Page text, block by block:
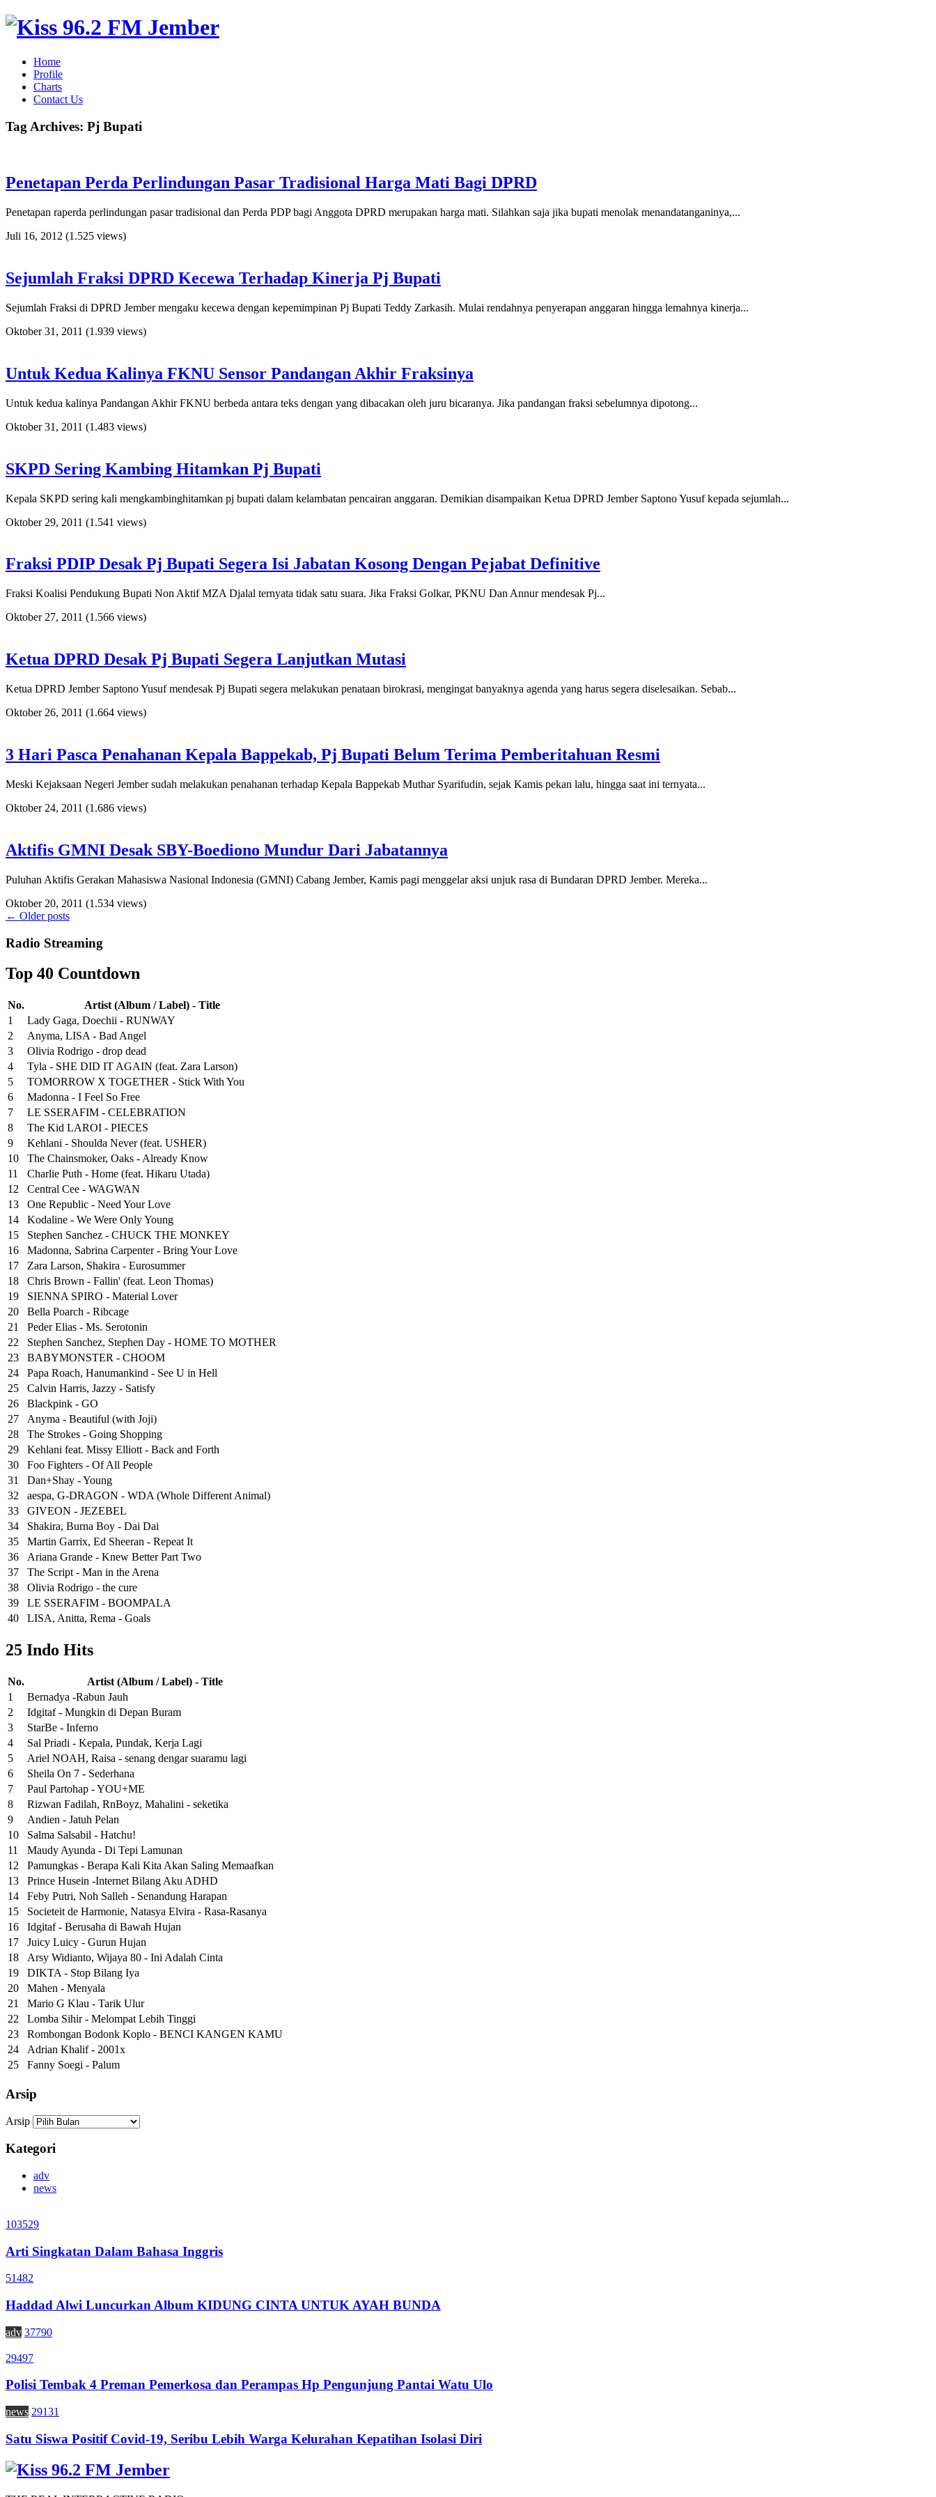
Home
Profile
Charts
Contact Us
Tag Archives: Pj Bupati
Penetapan Perda Perlindungan Pasar Tradisional Harga Mati Bagi DPRD
Penetapan raperda perlindungan pasar tradisional dan Perda PDP bagi Anggota DPRD merupakan harga mati. Silahkan saja jika bupati menolak menandatanganinya,...
Juli 16, 2012 (1.525 views)
Sejumlah Fraksi DPRD Kecewa Terhadap Kinerja Pj Bupati
Sejumlah Fraksi di DPRD Jember mengaku kecewa dengan kepemimpinan Pj Bupati Teddy Zarkasih. Mulai rendahnya penyerapan anggaran hingga lemahnya kinerja...
Oktober 31, 2011 (1.939 views)
Untuk Kedua Kalinya FKNU Sensor Pandangan Akhir Fraksinya
Untuk kedua kalinya Pandangan Akhir FKNU berbeda antara teks dengan yang dibacakan oleh juru bicaranya. Jika pandangan fraksi sebelumnya dipotong...
Oktober 31, 2011 (1.483 views)
SKPD Sering Kambing Hitamkan Pj Bupati
Kepala SKPD sering kali mengkambinghitamkan pj bupati dalam kelambatan pencairan anggaran. Demikian disampaikan Ketua DPRD Jember Saptono Yusuf kepada sejumlah...
Oktober 29, 2011 (1.541 views)
Fraksi PDIP Desak Pj Bupati Segera Isi Jabatan Kosong Dengan Pejabat Definitive
Fraksi Koalisi Pendukung Bupati Non Aktif MZA Djalal ternyata tidak satu suara. Jika Fraksi Golkar, PKNU Dan Annur mendesak Pj...
Oktober 27, 2011 (1.566 views)
Ketua DPRD Desak Pj Bupati Segera Lanjutkan Mutasi
Ketua DPRD Jember Saptono Yusuf mendesak Pj Bupati segera melakukan penataan birokrasi, mengingat banyaknya agenda yang harus segera diselesaikan. Sebab...
Oktober 26, 2011 (1.664 views)
3 Hari Pasca Penahanan Kepala Bappekab, Pj Bupati Belum Terima Pemberitahuan Resmi
Meski Kejaksaan Negeri Jember sudah melakukan penahanan terhadap Kepala Bappekab Muthar Syarifudin, sejak Kamis pekan lalu, hingga saat ini ternyata...
Oktober 24, 2011 (1.686 views)
Aktifis GMNI Desak SBY-Boediono Mundur Dari Jabatannya
Puluhan Aktifis Gerakan Mahasiswa Nasional Indonesia (GMNI) Cabang Jember, Kamis pagi menggelar aksi unjuk rasa di Bundaran DPRD Jember. Mereka...
Oktober 20, 2011 (1.534 views)
← Older posts
Radio Streaming
Top 40 Countdown
No.
Artist (Album / Label) - Title
1
Lady Gaga, Doechii - RUNWAY
2
Anyma, LISA - Bad Angel
3
Olivia Rodrigo - drop dead
4
Tyla - SHE DID IT AGAIN (feat. Zara Larson)
5
TOMORROW X TOGETHER - Stick With You
6
Madonna - I Feel So Free
7
LE SSERAFIM - CELEBRATION
8
The Kid LAROI - PIECES
9
Kehlani - Shoulda Never (feat. USHER)
10
The Chainsmoker, Oaks - Already Know
11
Charlie Puth - Home (feat. Hikaru Utada)
12
Central Cee - WAGWAN
13
One Republic - Need Your Love
14
Kodaline - We Were Only Young
15
Stephen Sanchez - CHUCK THE MONKEY
16
Madonna, Sabrina Carpenter - Bring Your Love
17
Zara Larson, Shakira - Eurosummer
18
Chris Brown - Fallin' (feat. Leon Thomas)
19
SIENNA SPIRO - Material Lover
20
Bella Poarch - Ribcage
21
Peder Elias - Ms. Serotonin
22
Stephen Sanchez, Stephen Day - HOME TO MOTHER
23
BABYMONSTER - CHOOM
24
Papa Roach, Hanumankind - See U in Hell
25
⁠Calvin Harris, Jazzy - Satisfy
26
Blackpink - GO
27
Anyma - Beautiful (with Joji)
28
The Strokes - Going Shopping
29
Kehlani feat. Missy Elliott - Back and Forth
30
Foo Fighters - Of All People
31
Dan+Shay - Young
32
aespa, G-DRAGON - WDA (Whole Different Animal)
33
GIVEON - JEZEBEL
34
Shakira, Burna Boy - Dai Dai
35
Martin Garrix, Ed Sheeran - Repeat It
36
Ariana Grande - Knew Better Part Two
37
The Script - Man in the Arena
38
Olivia Rodrigo - the cure
39
LE SSERAFIM - BOOMPALA
40
LISA, Anitta, Rema - Goals
25 Indo Hits
No.
Artist (Album / Label) - Title
1
Bernadya -Rabun Jauh
2
Idgitaf - Mungkin di Depan Buram
3
StarBe - Inferno
4
Sal Priadi - Kepala, Pundak, Kerja Lagi
5
Ariel NOAH, Raisa - senang dengar suaramu lagi
6
Sheila On 7 - Sederhana
7
Paul Partohap - YOU+ME
8
Rizwan Fadilah, RnBoyz, Mahalini - seketika
9
Andien - Jatuh Pelan
10
Salma Salsabil - Hatchu!
11
Maudy Ayunda - Di Tepi Lamunan
12
Pamungkas - Berapa Kali Kita Akan Saling Memaafkan
13
Prince Husein -Internet Bilang Aku ADHD
14
Feby Putri, Noh Salleh - Senandung Harapan
15
Societeit de Harmonie, Natasya Elvira - Rasa-Rasanya
16
Idgitaf - Berusaha di Bawah Hujan
17
Juicy Luicy - Gurun Hujan
18
Arsy Widianto, Wijaya 80 - Ini Adalah Cinta
19
DIKTA - Stop Bilang Iya
20
Mahen - Menyala
21
Mario G Klau - Tarik Ulur
22
Lomba Sihir - Melompat Lebih Tinggi
23
Rombongan Bodonk Koplo - BENCI KANGEN KAMU
24
Adrian Khalif - 2001x
25
Fanny Soegi - Palum
Arsip
Arsip
Kategori
adv
news
103529
Arti Singkatan Dalam Bahasa Inggris
51482
Haddad Alwi Luncurkan Album KIDUNG CINTA UNTUK AYAH BUNDA
adv 37790
29497
Polisi Tembak 4 Preman Pemerkosa dan Perampas Hp Pengunjung Pantai Watu Ulo
news 29131
Satu Siswa Positif Covid-19, Seribu Lebih Warga Kelurahan Kepatihan Isolasi Diri